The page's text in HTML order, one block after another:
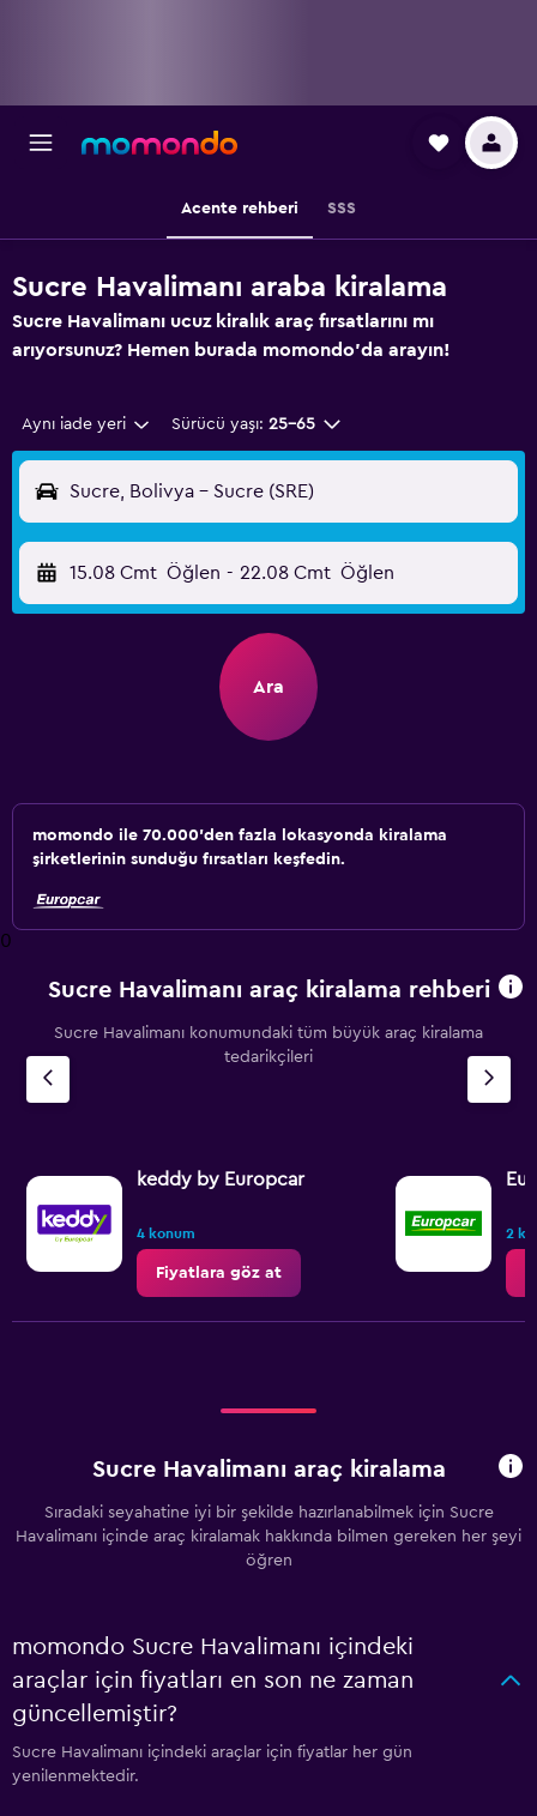
Acente rehberi SSS
Sucre Havalimanı araba kiralama
Sucre Havalimanı ucuz kiralık araç fırsatlarını mı
arıyorsunuz? Hemen burada momondo'da arayın!
Aynı iade yeri Sürücü yaşı: 25-65
Sucre, Bolivya - Sucre (SRE)
15.08 Cmt Öğlen - 22.08 Cmt Öğlen
Ara
momondo ile 70.000'den fazla lokasyonda kiralama
şirketlerinin sunduğu fırsatları keşfedin.
0
Sucre Havalimanı araç kiralama rehberi
Sucre Havalimanı konumundaki tüm büyük araç kiralama
tedarikçileri
keddy by Europcar
4 konum
Fiyatlara göz at
2
Sucre Havalimanı araç kiralama
Sıradaki seyahatine iyi bir şekilde hazırlanabilmek için Sucre
Havalimanı içinde araç kiralamak hakkında bilmen gereken her şeyi
öğren
momondo Sucre Havalimanı içindeki
araçlar için fiyatları en son ne zaman
güncellemiştir?
Sucre Havalimanı içindeki araçlar için fiyatlar her gün
yenilenmektedir.